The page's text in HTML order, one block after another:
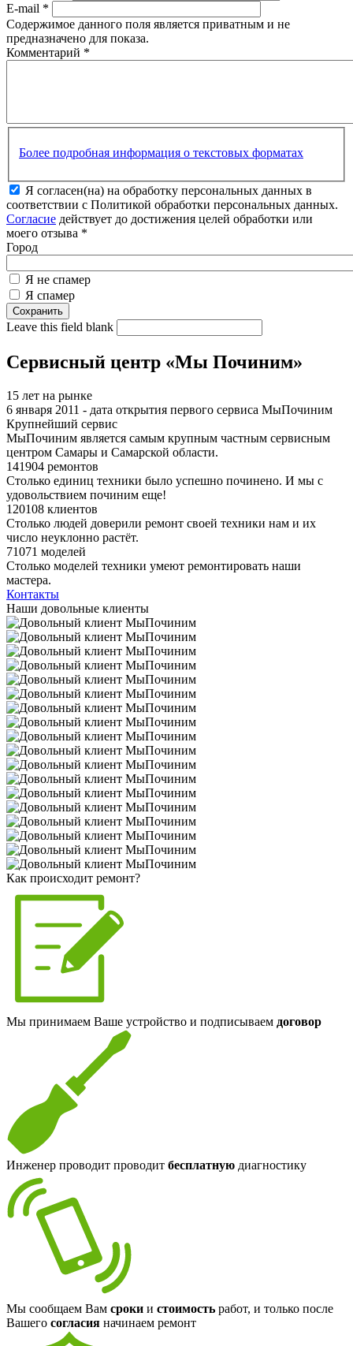
E-mail *
Содержимое данного поля является приватным и не
предназначено для показа.
Комментарий *
Более подробная информация о текстовых форматах
Я согласен(на) на обработку персональных данных в
соответствии с Политикой обработки персональных данных.
Согласие действует до достижения целей обработки или
моего отзыва *
Город
Я не спамер
Я спамер
Leave this field blank
Сервисный центр «Мы Починим»
15 лет на рынке
6 января 2011 - дата открытия первого сервиса МыПочиним
Крупнейший сервис
МыПочиним является самым крупным частным сервисным
центром Самары и Самарской области.
141904 ремонтов
Столько единиц техники было успешно починено. И мы с
удовольствием починим еще!
120108 клиентов
Столько людей доверили ремонт своей техники нам и их
число неуклонно растёт.
71071 моделей
Столько моделей техники умеют ремонтировать наши
мастера.
Контакты
Наши довольные клиенты
Как происходит ремонт?
Мы принимаем Ваше устройство и подписываем договор
Инженер проводит проводит бесплатную диагностику
Мы сообщаем Вам сроки и стоимость работ, и только после
Вашего согласия начинаем ремонт